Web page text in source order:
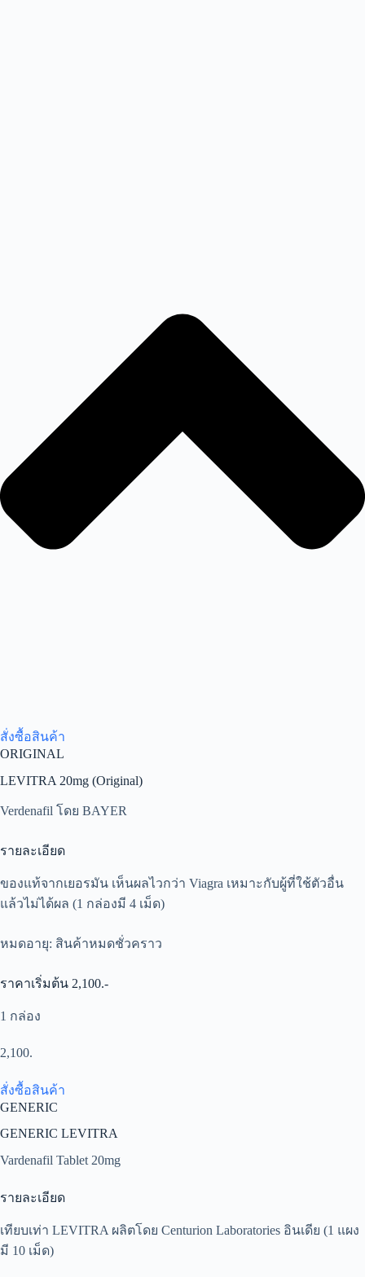
สั่งซื้อสินค้า
ORIGINAL
LEVITRA 20mg (Original)
Verdenafil โดย BAYER
รายละเอียด
ของแท้จากเยอรมัน เห็นผลไวกว่า Viagra เหมาะกับผู้ที่ใช้ตัวอื่น
แล้วไม่ได้ผล (1 กล่องมี 4 เม็ด)
หมดอายุ: สินค้าหมดชั่วคราว
ราคาเริ่มต้น 2,100.-
1 กล่อง
2,100.
สั่งซื้อสินค้า
GENERIC
GENERIC LEVITRA
Vardenafil Tablet 20mg
รายละเอียด
เทียบเท่า LEVITRA ผลิตโดย Centurion Laboratories อินเดีย (1 แผง
มี 10 เม็ด)